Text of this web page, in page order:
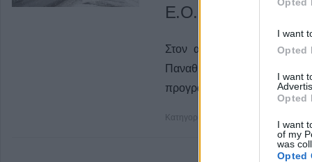
I want
Opted
I want
Opted
I want
of my
was
Opted
Ε.Ο.
Στον αέρα είναι η
Παναθηναϊκό για τα
προγραμματισμένη για την
Κατηγορία